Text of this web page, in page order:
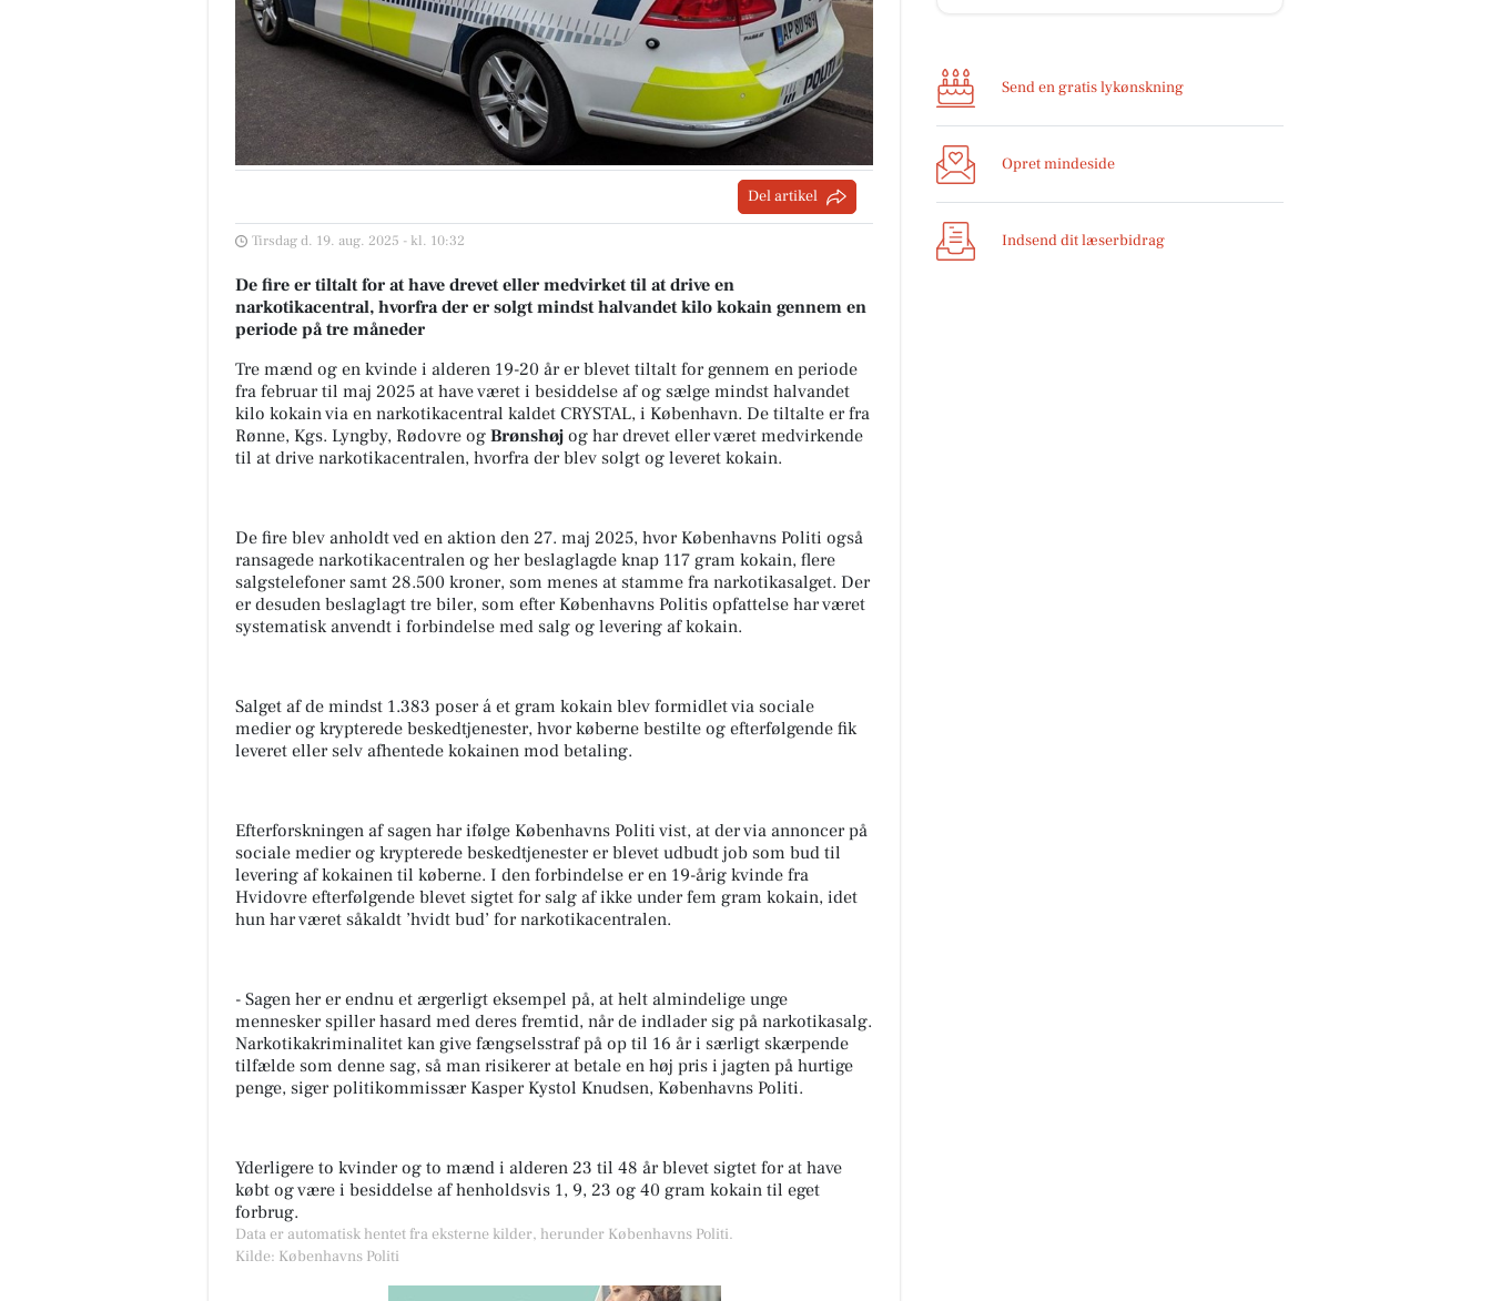
Del artikel
Tirsdag d. 19. aug. 2025 - kl. 10:32
De fire er tiltalt for at have drevet eller medvirket til at drive en
narkotikacentral, hvorfra der er solgt mindst halvandet kilo kokain gennem en
periode på tre måneder
Tre mænd og en kvinde i alderen 19-20 år er blevet tiltalt for gennem en periode
fra februar til maj 2025 at have været i besiddelse af og sælge mindst halvandet
kilo kokain via en narkotikacentral kaldet CRYSTAL, i København. De tiltalte er fra
Rønne, Kgs. Lyngby, Rødovre og Brønshøj og har drevet eller været medvirkende
til at drive narkotikacentralen, hvorfra der blev solgt og leveret kokain.
De fire blev anholdt ved en aktion den 27. maj 2025, hvor Københavns Politi også
ransagede narkotikacentralen og her beslaglagde knap 117 gram kokain, flere
salgstelefoner samt 28.500 kroner, som menes at stamme fra narkotikasalget. Der
er desuden beslaglagt tre biler, som efter Københavns Politis opfattelse har været
systematisk anvendt i forbindelse med salg og levering af kokain.
Salget af de mindst 1.383 poser á et gram kokain blev formidlet via sociale
medier og krypterede beskedtjenester, hvor køberne bestilte og efterfølgende fik
leveret eller selv afhentede kokainen mod betaling.
Efterforskningen af sagen har ifølge Københavns Politi vist, at der via annoncer på
sociale medier og krypterede beskedtjenester er blevet udbudt job som bud til
levering af kokainen til køberne. I den forbindelse er en 19-årig kvinde fra
Hvidovre efterfølgende blevet sigtet for salg af ikke under fem gram kokain, idet
hun har været såkaldt ’hvidt bud’ for narkotikacentralen.
- Sagen her er endnu et ærgerligt eksempel på, at helt almindelige unge
mennesker spiller hasard med deres fremtid, når de indlader sig på narkotikasalg.
Narkotikakriminalitet kan give fængselsstraf på op til 16 år i særligt skærpende
tilfælde som denne sag, så man risikerer at betale en høj pris i jagten på hurtige
penge, siger politikommissær Kasper Kystol Knudsen, Københavns Politi.
Yderligere to kvinder og to mænd i alderen 23 til 48 år blevet sigtet for at have
købt og være i besiddelse af henholdsvis 1, 9, 23 og 40 gram kokain til eget
forbrug.
Data er automatisk hentet fra eksterne kilder, herunder Københavns Politi.
Kilde: Københavns Politi
Send en gratis lykønskning
Opret mindeside
Indsend dit læserbidrag